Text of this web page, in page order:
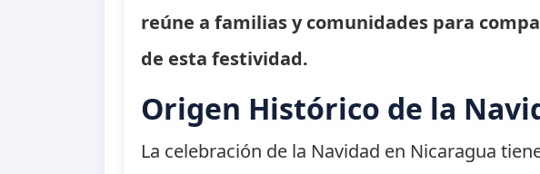
reúne a familias y comunidades para
de esta festividad.
Origen Histórico de la
La celebración de la Navidad en Nicaragua